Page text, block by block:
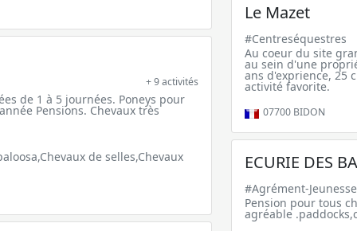
Le Mazet
#Centreséquestres
Au coeur du site
au sein d'une
ans d'exprience, 25
activité favorite.
07700 BIDON
+ 9 activités
de 1 à 5 journées. Poneys pour
Pensions. Chevaux très
de selles,Chevaux ECURIE DES
#Agrément-
Pension pour tous
agréable